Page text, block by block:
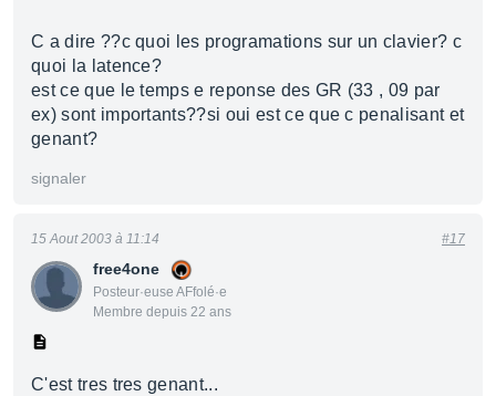
C a dire ??c quoi les programations sur un clavier? c
quoi la latence?
est ce que le temps e reponse des GR (33 , 09 par
ex) sont importants??si oui est ce que c penalisant et
genant?
signaler
free4one
Posteur·euse AFfolé·e
Membre depuis 22 ans
15 Aout 2003 à 11:14 #17
C'est tres tres genant...